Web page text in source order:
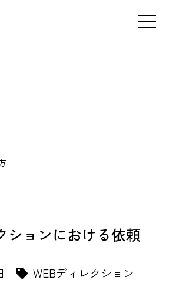
ションにおける依頼
WEBディレクション